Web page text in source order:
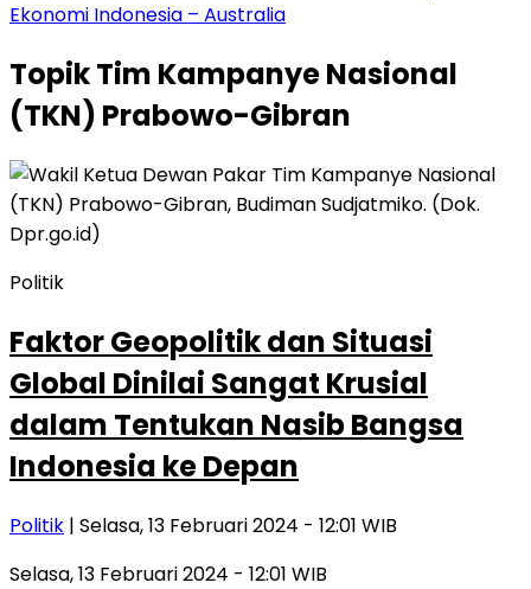
Ekonomi Indonesia – Australia
TopikTim Kampanye Nasional
(TKN) Prabowo-Gibran
Politik
Faktor Geopolitik dan Situasi
Global Dinilai Sangat Krusial
dalam Tentukan Nasib Bangsa
Indonesia ke Depan
Politik | Selasa, 13 Februari 2024 - 12:01 WIB
Selasa, 13 Februari 2024 - 12:01 WIB